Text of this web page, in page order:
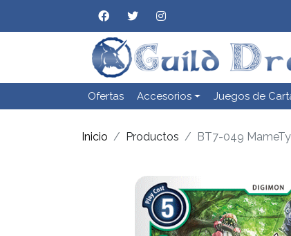
Ofertas Accesorios Juegos de
Inicio Productos BT7-049